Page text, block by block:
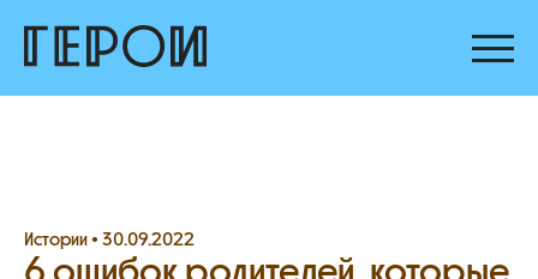
Истории • 30.09.2022